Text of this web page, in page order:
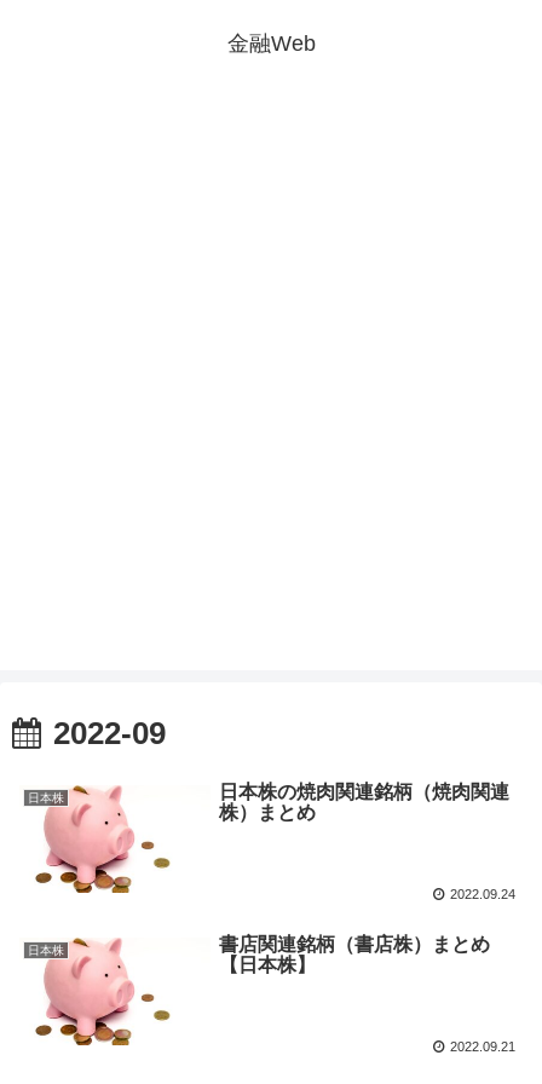
金融Web
2022-09
日本株
日本株の焼肉関連銘柄（焼肉関連
株）まとめ
2022.09.24
日本株
書店関連銘柄（書店株）まとめ
【日本株】
2022.09.21